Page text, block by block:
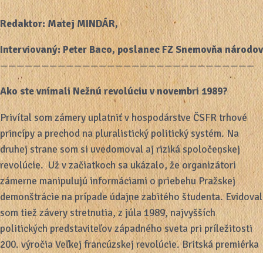
Redaktor: Matej MINDÁR,
Interviovaný: Peter Baco, poslanec FZ Snemovňa národov
———————————————————————————————
Ako ste vnímali Nežnú revolúciu v novembri 1989?
Privítal som zámery uplatniť v hospodárstve ČSFR trhové
princípy a prechod na pluralistický politický systém. Na
druhej strane som si uvedomoval aj riziká spoločenskej
revolúcie. Už v začiatkoch sa ukázalo, že organizátori
zámerne manipulujú informáciami o priebehu Pražskej
demonštrácie na prípade údajne zabitého študenta. Evidoval
som tiež závery stretnutia, z júla 1989, najvyšších
politických predstaviteľov západného sveta pri príležitosti
200. výročia Veľkej francúzskej revolúcie. Britská premiérka